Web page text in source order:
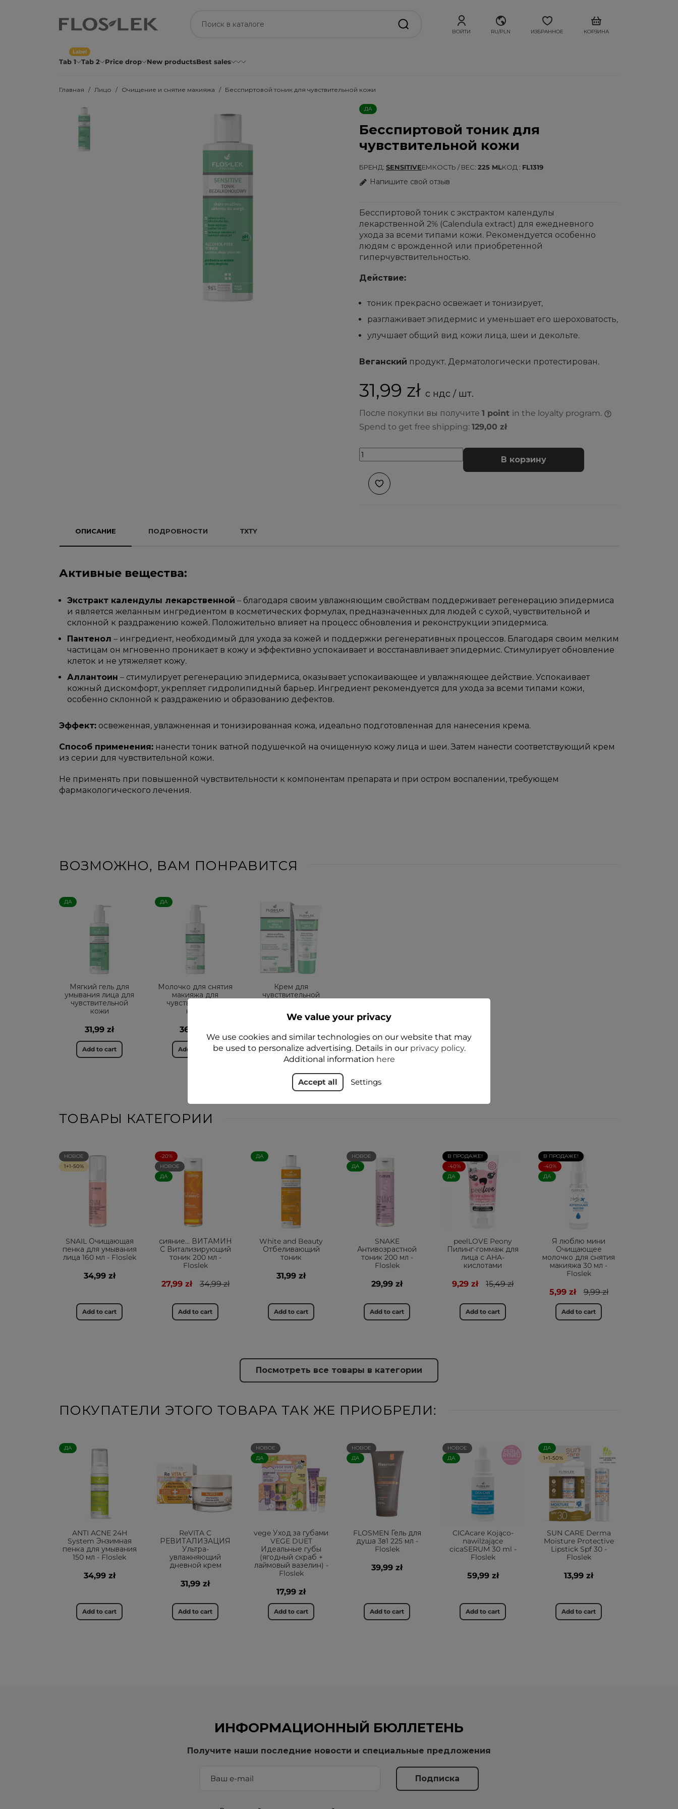
ВОЙТИ RU/PLN ИЗБРАННОЕ КОРЗИНА
Tab 1 Tab 2
Label
Price drop New productsBest sales
Главная Лицо Очищение и снятие макияжа Бесспиртовой тоник для чувствительной кожи
ДА
Бесспиртовой тоник для
чувствительной кожи
БРЕНД SENSITIVEЕМКОСТЬ / ВЕС 225 MLКОД FL1319
Напишите свой отзыв
Бесспиртовой тоник с экстрактом календулы
лекарственной 2% (Calendula extract) для ежедневного
ухода за всеми типами кожи. Рекомендуется особенно
людям с врожденной или приобретенной
гиперчувствительностью.
Действие:
тоник прекрасно освежает и тонизирует,
разглаживает эпидермис и уменьшает его шероховатость,
улучшает общий вид кожи лица, шеи и декольте.
Веганский продукт. Дерматологически протестирован.
31,99 zł с ндс / шт.
После покупки вы получите 1 point in the loyalty program.
Spend to get free shipping: 129,00 zł
В корзину
ОПИСАНИЕ ПОДРОБНОСТИ TXTY
Активные вещества:
Экстракт календулы лекарственной – благодаря своим увлажняющим свойствам поддерживает регенерацию эпидермиса
и является желанным ингредиентом в косметических формулах, предназначенных для людей с сухой, чувствительной и
склонной к раздражению кожей. Положительно влияет на процесс обновления и реконструкции эпидермиса.
Пантенол – ингредиент, необходимый для ухода за кожей и поддержки регенеративных процессов. Благодаря своим мелким
частицам он мгновенно проникает в кожу и эффективно успокаивает и восстанавливает эпидермис. Стимулирует обновление
клеток и не утяжеляет кожу.
Аллантоин – стимулирует регенерацию эпидермиса, оказывает успокаивающее и увлажняющее действие. Успокаивает
кожный дискомфорт, укрепляет гидролипидный барьер. Ингредиент рекомендуется для ухода за всеми типами кожи,
особенно склонной к раздражению и образованию дефектов.
Эффект: освеженная, увлажненная и тонизированная кожа, идеально подготовленная для нанесения крема.
Способ применения: нанести тоник ватной подушечкой на очищенную кожу лица и шеи. Затем нанести соответствующий крем
из серии для чувствительной кожи.
Не применять при повышенной чувствительности к компонентам препарата и при остром воспалении, требующем
фармакологического лечения.
ВОЗМОЖНО, ВАМ ПОНРАВИТСЯ
ДА
Мягкий гель для
умывания лица для
чувствительной
кожи
31,99 zł
Add to cart
ДА
Молочко для снятия
макияжа для
чувствительной
кожи
36,99 zł
Add to cart
Крем для
чувствительной
24,99 zł
Add to cart
ТОВАРЫ КАТЕГОРИИ
НОВОЕ
1+1-50%
SNAIL Очищающая
пенка для умывания
лица 160 мл - Floslek
34,99 zł
Add to cart
-20%
НОВОЕ
ДА
сияние... ВИТАМИН
С Витализирующий
тоник 200 мл -
Floslek
27,99 zł 34,99 zł
Add to cart
ДА
White and Beauty
Отбеливающий
тоник
31,99 zł
Add to cart
НОВОЕ
ДА
SNAKE
Антивозрастной
тоник 200 мл -
Floslek
29,99 zł
Add to cart
В ПРОДАЖЕ!
-40%
ДА
peelLOVE Peony
Пилинг-гоммаж для
лица с AHA-
кислотами
9,29 zł 15,49 zł
Add to cart
В ПРОДАЖЕ!
-40%
ДА
Я люблю мини
Очищающее
молочко для снятия
макияжа 30 мл -
Floslek
5,99 zł 9,99 zł
Add to cart
Посмотреть все товары в категории
ПОКУПАТЕЛИ ЭТОГО ТОВАРА ТАК ЖЕ ПРИОБРЕЛИ:
ДА
ANTI ACNE 24H
System Энзимная
пенка для умывания
150 мл - Floslek
34,99 zł
Add to cart
ReVITA C
РЕВИТАЛИЗАЦИЯ
Ультра-
увлажняющий
дневной крем
31,99 zł
Add to cart
НОВОЕ
ДА
vege Уход за губами
VEGE DUET
Идеальные губы
(ягодный скраб +
лаймовый вазелин) -
Floslek
17,99 zł
Add to cart
НОВОЕ
ДА
FLOSMEN Гель для
душа 3в1 225 мл -
Floslek
39,99 zł
Add to cart
НОВОЕ
ДА
CICAcare Kojąco-
nawilżające
cicaSERUM 30 ml -
Floslek
59,99 zł
Add to cart
ДА
1+1-50%
SUN CARE Derma
Moisture Protective
Lipstick Spf 30 -
Floslek
13,99 zł
Add to cart
ИНФОРМАЦИОННЫЙ БЮЛЛЕТЕНЬ
Получите наши последние новости и специальные предложения
We value your privacy
We use cookies and similar technologies on our website that may
be used to personalize advertising. Details in our privacy policy.
Additional information here
Accept all Settings